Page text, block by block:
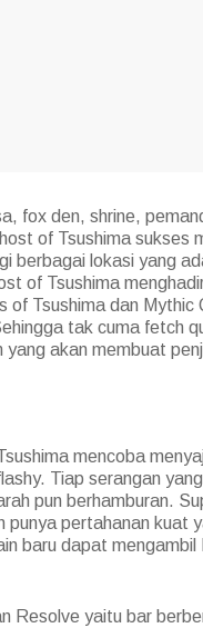
fox den, shrine,
of Tsushima sukses
berbagai lokasi yang
of Tsushima
of Tsushima dan
tak cuma fetch
akan membuat
mencoba
Tiap serangan
pun berhamburan.
punya pertahanan kuat
baru dapat mengambil
Resolve yaitu bar